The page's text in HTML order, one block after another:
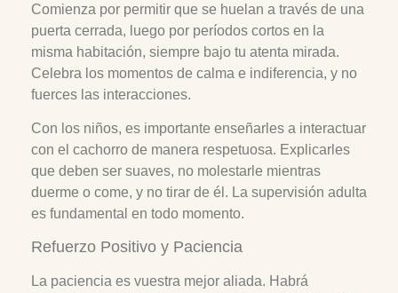
Comienza por permitir que se huelan a través de una
puerta cerrada, luego por períodos cortos en la
misma habitación, siempre bajo tu atenta mirada.
Celebra los momentos de calma e indiferencia, y no
fuerces las interacciones.
Con los niños, es importante enseñarles a interactuar
con el cachorro de manera respetuosa. Explicarles
que deben ser suaves, no molestarle mientras
duerme o come, y no tirar de él. La supervisión adulta
es fundamental en todo momento.
Refuerzo Positivo y Paciencia
La paciencia es vuestra mejor aliada. Habrá